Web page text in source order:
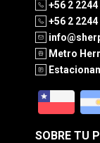
+56 2
+56 2
Metro
SOBRE TU